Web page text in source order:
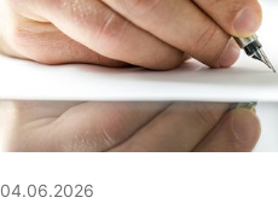
04.06.2026